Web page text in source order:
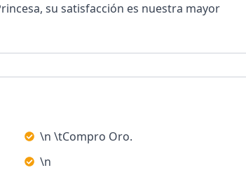
su satisfacción es nuestra mayor
\n \tCompro Oro.
\n